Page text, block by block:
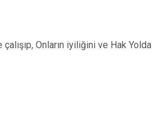
Onların iyiliğini ve Hak Yolda